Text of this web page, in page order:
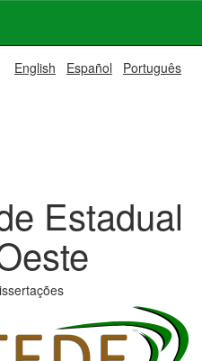
English Español Português
Estadual